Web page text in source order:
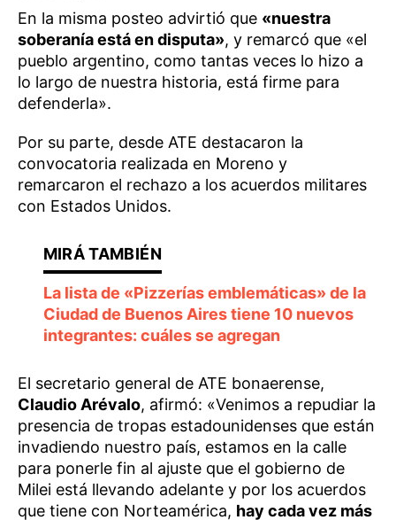
En la misma posteo advirtió que «nuestra
soberanía está en disputa», y remarcó que «el
pueblo argentino, como tantas veces lo hizo a
lo largo de nuestra historia, está firme para
defenderla».
Por su parte, desde ATE destacaron la
convocatoria realizada en Moreno y
remarcaron el rechazo a los acuerdos militares
con Estados Unidos.
La lista de «Pizzerías emblemáticas» de la
Ciudad de Buenos Aires tiene 10 nuevos
integrantes: cuáles se agregan
El secretario general de ATE bonaerense,
Claudio Arévalo, afirmó: «Venimos a repudiar la
presencia de tropas estadounidenses que están
invadiendo nuestro país, estamos en la calle
para ponerle fin al ajuste que el gobierno de
Milei está llevando adelante y por los acuerdos
que tiene con Norteamérica, hay cada vez más